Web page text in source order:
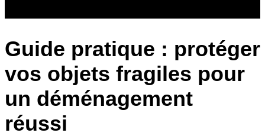
Guide pratique : protéger
vos objets fragiles pour
un déménagement
réussi